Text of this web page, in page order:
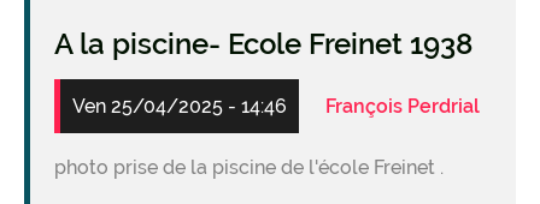
A la piscine- Ecole Freinet 1938
Ven 25/04/2025 - 14:46 François Perdrial
photo prise de la piscine de l'école Freinet .